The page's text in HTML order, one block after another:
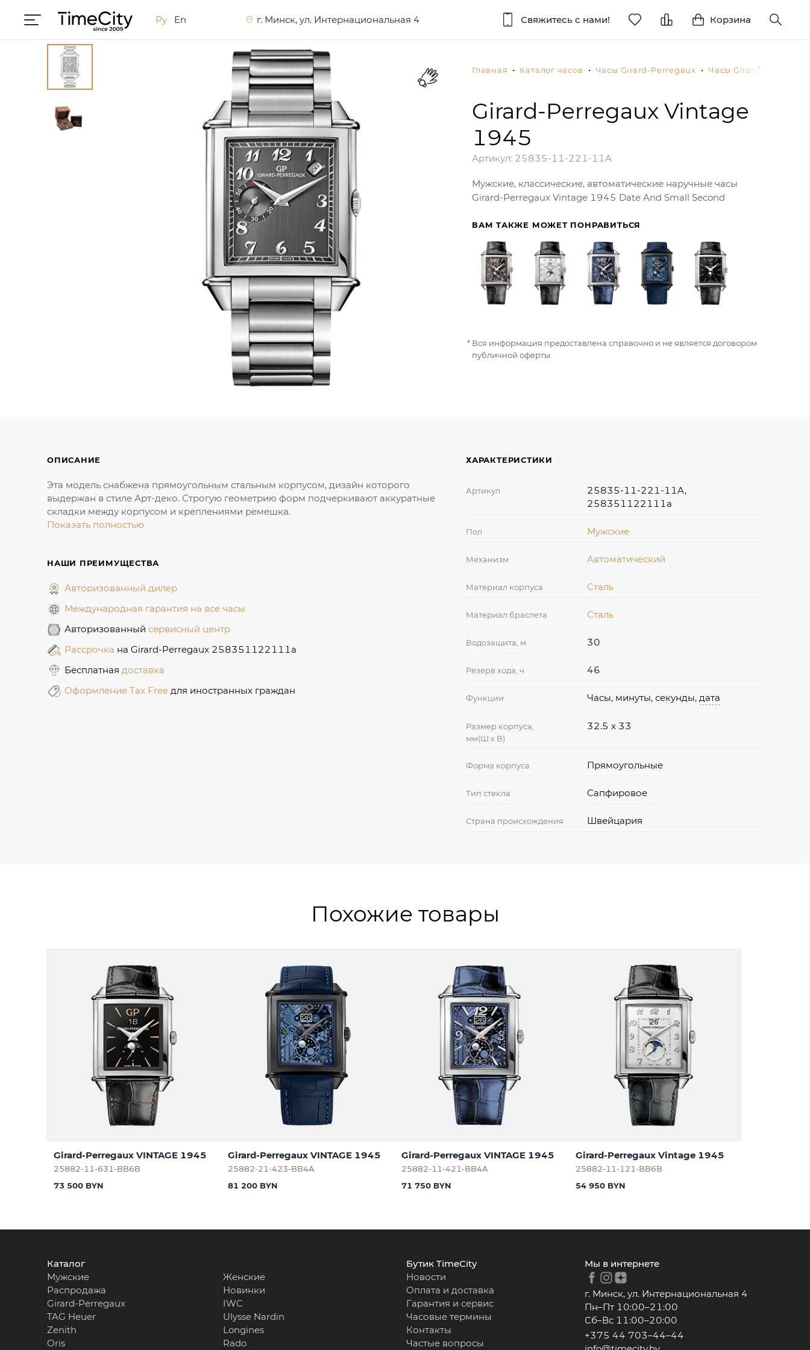
Ру En г. Минск, ул. Интернациональная 4 Свяжитесь с нами! Корзина
Главная Каталог часов Часы Girard-Perregaux Часы Girard-Perregaux
Girard-Perregaux Vintage
1945
Артикул: 25835-11-221-11A
Мужские, классические, автоматические наручные часы
Girard-Perregaux Vintage 1945 Date And Small Second
ВАМ ТАКЖЕ МОЖЕТ ПОНРАВИТЬСЯ
Вся информация предоставлена справочно и не является договором
публичной оферты.
ОПИСАНИЕ
Эта модель снабжена прямоугольным стальным корпусом, дизайн которого
выдержан в стиле Арт-деко. Строгую геометрию форм подчеркивают аккуратные
складки между корпусом и креплениями ремешка.
Показать полностью
НАШИ ПРЕИМУЩЕСТВА
Авторизованный дилер
Международная гарантия на все часы
Авторизованный сервисный центр
Рассрочка на Girard-Perregaux 258351122111a
Бесплатная доставка
Оформление Tax Free для иностранных граждан
ХАРАКТЕРИСТИКИ
Артикул
25835-11-221-11A,
258351122111a
Пол Мужские
Механизм Автоматический
Материал корпуса Сталь
Материал браслета Сталь
Водозащита, м 30
Резерв хода, ч 46
Функции Часы, минуты, секунды, дата
Размер корпуса,
мм(Ш х В)
32.5 x 33
Форма корпуса Прямоугольные
Тип стекла Сапфировое
Страна происхождения Швейцария
Похожие товары
Girard-Perregaux VINTAGE 1945
25882-11-631-BB6B
73 500 BYN
Girard-Perregaux VINTAGE 1945
25882-21-423-BB4A
81 200 BYN
Girard-Perregaux VINTAGE 1945
25882-11-421-BB4A
71 750 BYN
Girard-Perregaux Vintage 1945
25882-11-121-BB6B
54 950 BYN
Каталог
Мужские
Женские
Распродажа
Новинки
Girard-Perregaux
IWC
TAG Heuer
Ulysse Nardin
Zenith
Longines
Oris
Rado
Бутик TimeCity
Новости
Оплата и доставка
Гарантия и сервис
Часовые термины
Контакты
Частые вопросы
Мы в интернете
г. Минск, ул. Интернациональная 4
Пн–Пт 10:00–21:00
Сб–Вс 11:00–20:00
+375 44 703–44–44